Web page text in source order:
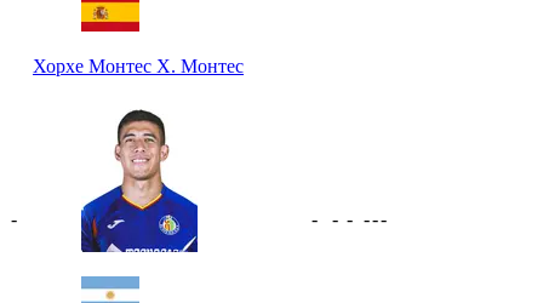
Хорхе Монтес Х. Монтес
- - - - ---